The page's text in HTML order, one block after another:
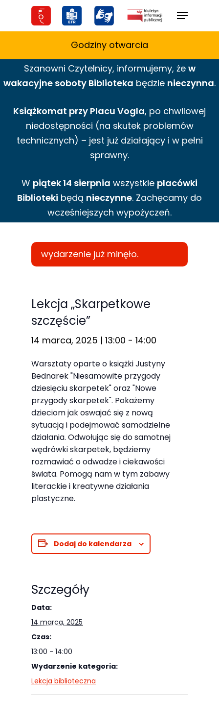
Menu
Godziny otwarcia
Szanowni Czytelnicy, informujemy, że w
wakacyjne soboty Biblioteka będzie nieczynna.
Książkomat przy Placu Vogla, po chwilowej
niedostępności (na skutek problemów
technicznych) – jest już działający i w pełni
sprawny.
W piątek 14 sierpnia wszystkie placówki
Biblioteki będą nieczynne. Zachęcamy do
wcześniejszych wypożyczeń.
wydarzenie już minęło.
Lekcja „Skarpetkowe
szczęście”
14 marca, 2025 | 13:00 - 14:00
Warsztaty oparte o książki Justyny
Bednarek "Niesamowite przygody
dziesięciu skarpetek" oraz "Nowe
przygody skarpetek". Pokażemy
dzieciom jak oswajać się z nową
sytuacją i podejmować samodzielne
działania. Odwołując się do samotnej
wędrówki skarpetek, będziemy
rozmawiać o odwadze i ciekawości
świata. Pomogą nam w tym zabawy
literackie i kreatywne działania
plastyczne.
Dodaj do kalendarza
Szczegóły
Data:
14 marca, 2025
Czas:
13:00 - 14:00
Wydarzenie kategoria:
Lekcja biblioteczna
Te pliki cookie
nie są
opcjonalne. Są
one potrzebne
funkcjonowania
strony
internetowej.
Statystyka
Abyśmy mogli
poprawić
funkcjonalność
i strukturę
strony
tego, jak
strona jest
Doświadczenie
Aby nasza
strona
internetowa
działała jak
najlepiej
podczas